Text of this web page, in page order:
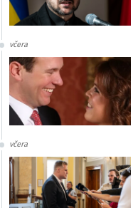
včera
včera